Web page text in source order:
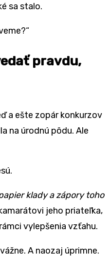
sa stalo.
pravdu,
a ešte zopár konkurzov
na úrodnú pôdu. Ale
klady a zápory toho
jeho priateľka,
vylepšenia vzťahu.
A naozaj úprimne.